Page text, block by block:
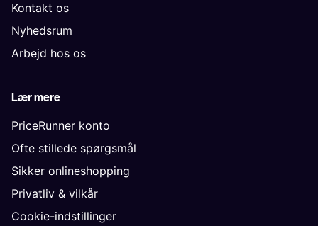
Kontakt os
Nyhedsrum
Arbejd hos os
Lær mere
PriceRunner konto
Ofte stillede spørgsmål
Sikker onlineshopping
Privatliv & vilkår
Cookie-indstillinger